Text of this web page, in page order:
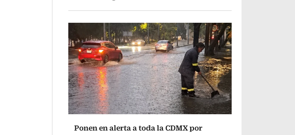
Ponen en alerta a toda la CDMX por